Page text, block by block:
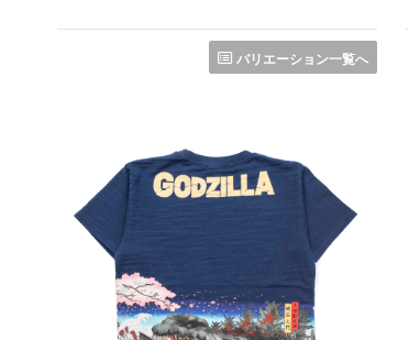
バリエーション一覧へ